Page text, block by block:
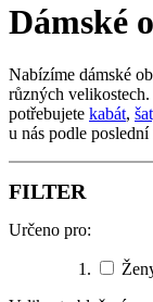
Dámské
Nabízíme dámské
různých
potřebujete kabát,
u nás podle
FILTER
Určeno pro: